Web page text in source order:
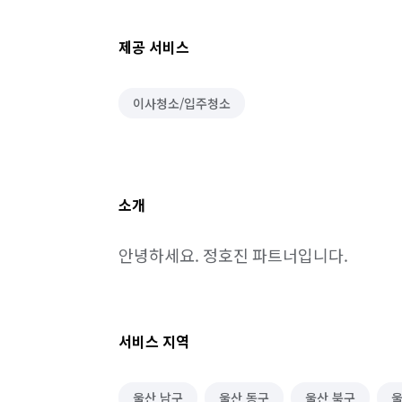
제공 서비스
이사청소/입주청소
소개
안녕하세요. 정호진 파트너입니다.
서비스 지역
울산 남구 울산 동구 울산 북구